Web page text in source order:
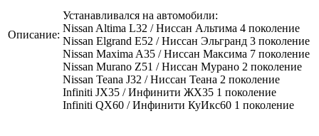
Описание:
Устанавливался на автомобили:
Nissan Altima L32 / Ниссан Альтима 4 поколение
Nissan Elgrand E52 / Ниссан Эльгранд 3 поколение
Nissan Maxima A35 / Ниссан Максима 7 поколение
Nissan Murano Z51 / Ниссан Мурано 2 поколение
Nissan Teana J32 / Ниссан Теана 2 поколение
Infiniti JX35 / Инфинити ЖХ35 1 поколение
Infiniti QX60 / Инфинити КуИкс60 1 поколение